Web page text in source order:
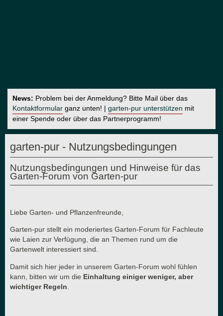
News: Problem bei der Anmeldung? Bitte Mail über das
Kontaktformular ganz unten! | garten-pur unterstützen mit
einer Spende oder über das Partnerprogramm!
garten-pur - Nutzungsbedingungen
Nutzungsbedingungen und Hinweise für das
Garten-Forum von Garten-pur
Liebe Garten- und Pflanzenfreunde,
Garten-pur stellt ein moderiertes Garten-Forum für Fachleute
wie Laien zur Verfügung, die an Themen rund um die
Gartenwelt interessiert sind.
Damit sich hier jeder in unserem Garten-Forum wohl fühlen
kann, bitten wir um die Einhaltung einiger weniger, aber
wichtiger Regeln